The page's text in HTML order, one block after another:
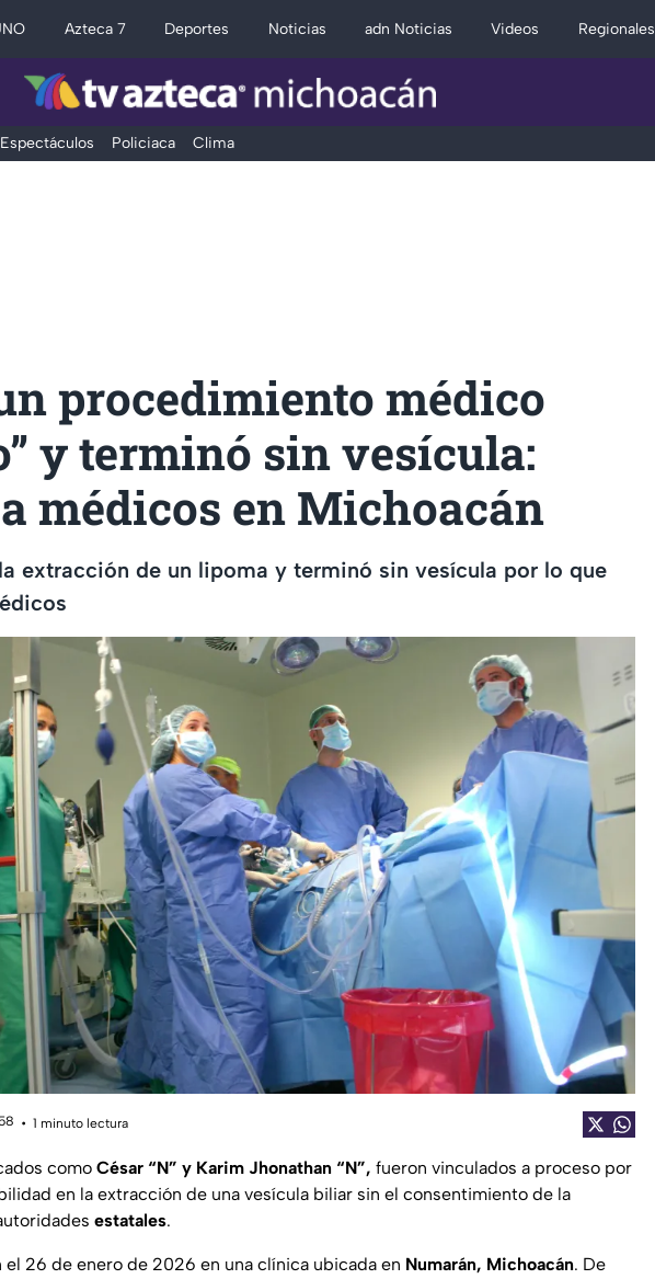
Azteca 7 Deportes Noticias adn Noticias Videos Regionales
Espectáculos Policiaca Clima
procedimiento médico
y terminó sin vesícula:
médicos en Michoacán
extracción de un lipoma y terminó sin vesícula por lo que
1 minuto lectura
como César “N” y Karim Jhonathan “N”, fueron vinculados a proceso por
en la extracción de una vesícula biliar sin el consentimiento de la
estatales.
el 26 de enero de 2026 en una clínica ubicada en Numarán, Michoacán. De